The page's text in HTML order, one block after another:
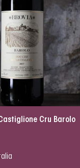
Cru Barolo